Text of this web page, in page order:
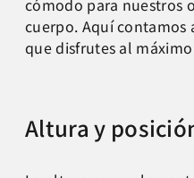
cuerpo. Aquí contamos
que disfrutes al
Altura y